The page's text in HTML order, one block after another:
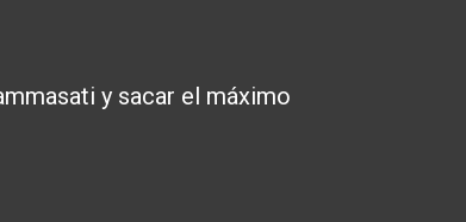
y sacar el máximo